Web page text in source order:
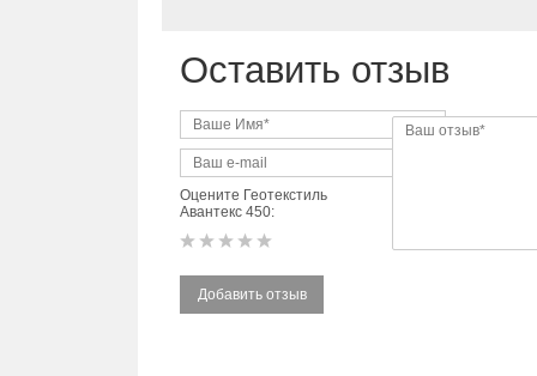
Оставить отзыв
Оцените Геотекстиль
Авантекс 450:
Добавить отзыв